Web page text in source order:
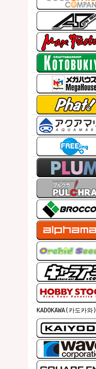
KADOKAWA(카도카와)